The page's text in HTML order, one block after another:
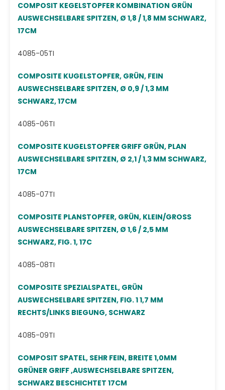
COMPOSIT KEGELSTOPFER KOMBINATION GRÜN
AUSWECHSELBARE SPITZEN, Ø 1,8 / 1,8 MM SCHWARZ,
17CM
4085-05TI
COMPOSITE KUGELSTOPFER, GRÜN, FEIN
AUSWECHSELBARE SPITZEN, Ø 0,9 / 1,3 MM
SCHWARZ, 17CM
4085-06TI
COMPOSITE KUGELSTOPFER GRIFF GRÜN, PLAN
AUSWECHSELBARE SPITZEN, Ø 2,1 / 1,3 MM SCHWARZ,
17CM
4085-07TI
COMPOSITE PLANSTOPFER, GRÜN, KLEIN/GROSS
AUSWECHSELBARE SPITZEN, Ø 1,6 / 2,5 MM
SCHWARZ, FIG. 1, 17C
4085-08TI
COMPOSITE SPEZIALSPATEL, GRÜN
AUSWECHSELBARE SPITZEN, FIG. 1 1,7 MM
RECHTS/LINKS BIEGUNG, SCHWARZ
4085-09TI
COMPOSIT SPATEL, SEHR FEIN, BREITE 1,0MM
GRÜNER GRIFF ,AUSWECHSELBARE SPITZEN,
SCHWARZ BESCHICHTET 17CM